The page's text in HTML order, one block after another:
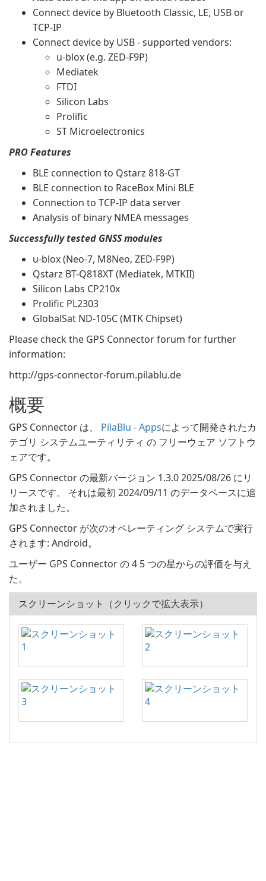
Connect device by Bluetooth Classic, LE, USB or
TCP-IP
Connect device by USB - supported vendors:
u-blox (e.g. ZED-F9P)
Mediatek
FTDI
Silicon Labs
Prolific
ST Microelectronics
PRO Features
BLE connection to Qstarz 818-GT
BLE connection to RaceBox Mini BLE
Connection to TCP-IP data server
Analysis of binary NMEA messages
Successfully tested GNSS modules
u-blox (Neo-7, M8Neo, ZED-F9P)
Qstarz BT-Q818XT (Mediatek, MTKII)
Silicon Labs CP210x
Prolific PL2303
GlobalSat ND-105C (MTK Chipset)
Please check the GPS Connector forum for further
information:
http://gps-connector-forum.pilablu.de
概要
GPS Connector は、 PilaBlu - Appsによって開発されたカ
テゴリ システムユーティリティ の フリーウェア ソフトウ
ェアです。
GPS Connector の最新バージョン 1.3.0 2025/08/26 にリ
リースです。 それは最初 2024/09/11 のデータベースに追
加されました。
GPS Connector が次のオペレーティング システムで実行
されます: Android。
ユーザー GPS Connector の 4 5 つの星からの評価を与え
た。
スクリーンショット（クリックで拡大表示）